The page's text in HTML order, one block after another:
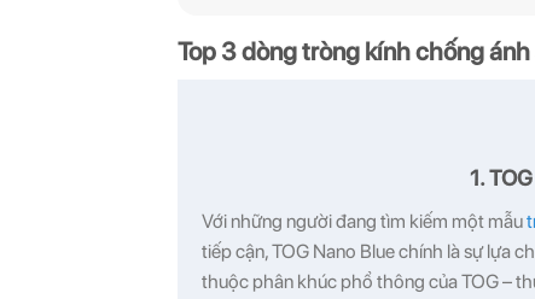
Top 3 dòng tròng kính chống
1.
Với những người đang tìm kiếm một mẫu
tiếp cận, TOG Nano Blue chính là sự lựa
thuộc phân khúc phổ thông của TOG –